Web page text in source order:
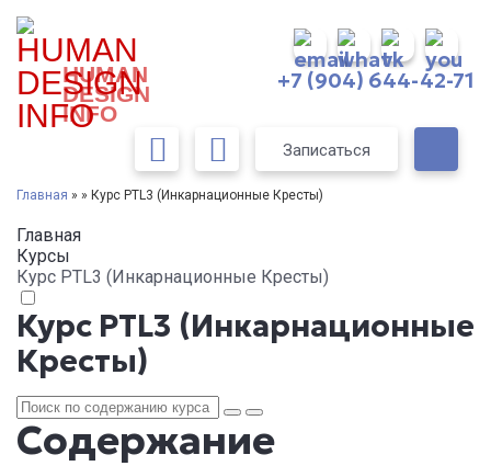
HUMAN
DESIGN
INFO
+7 (904) 644-42-71
Записаться
Главная » » Курс PTL3 (Инкарнационные Кресты)
Главная
Курсы
Курс PTL3 (Инкарнационные Кресты)
Курс PTL3 (Инкарнационные
Кресты)
Содержание